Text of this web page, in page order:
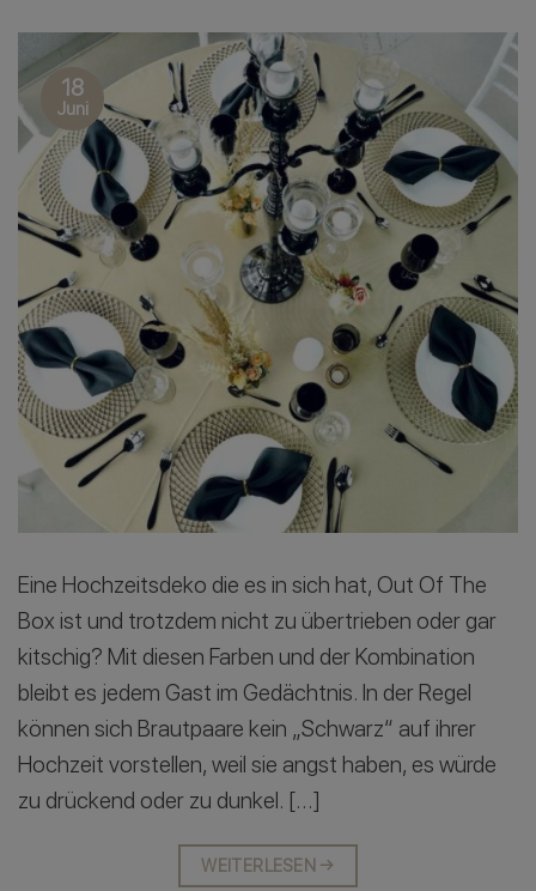
18
Juni
Eine Hochzeitsdeko die es in sich hat, Out Of The
Box ist und trotzdem nicht zu übertrieben oder gar
kitschig? Mit diesen Farben und der Kombination
bleibt es jedem Gast im Gedächtnis. In der Regel
können sich Brautpaare kein „Schwarz“ auf ihrer
Hochzeit vorstellen, weil sie angst haben, es würde
zu drückend oder zu dunkel. […]
WEITERLESEN →